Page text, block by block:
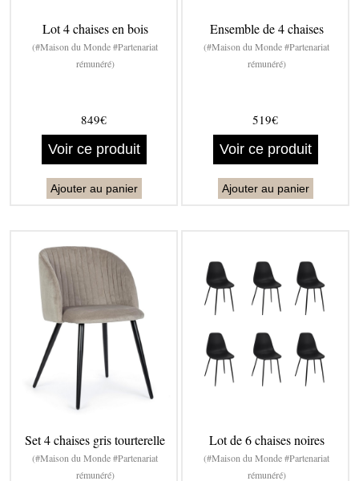
Lot 4 chaises en bois
(#Maison du Monde #Partenariat
rémunéré)
849€
Voir ce produit
Ajouter au panier
Ensemble de 4 chaises
(#Maison du Monde #Partenariat
rémunéré)
519€
Voir ce produit
Ajouter au panier
Set 4 chaises gris tourterelle
(#Maison du Monde #Partenariat
rémunéré)
Lot de 6 chaises noires
(#Maison du Monde #Partenariat
rémunéré)